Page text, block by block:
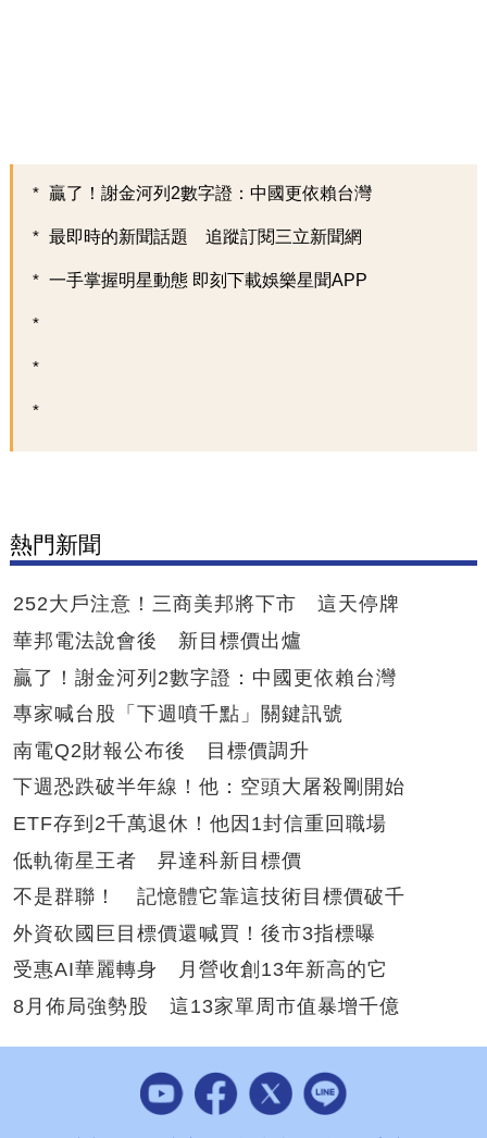
贏了！謝金河列2數字證：中國更依賴台灣
最即時的新聞話題 追蹤訂閱三立新聞網
一手掌握明星動態 即刻下載娛樂星聞APP
熱門新聞
252大戶注意！三商美邦將下市 這天停牌
華邦電法說會後 新目標價出爐
贏了！謝金河列2數字證：中國更依賴台灣
專家喊台股「下週噴千點」關鍵訊號
南電Q2財報公布後 目標價調升
下週恐跌破半年線！他：空頭大屠殺剛開始
ETF存到2千萬退休！他因1封信重回職場
低軌衛星王者 昇達科新目標價
不是群聯！ 記憶體它靠這技術目標價破千
外資砍國巨目標價還喊買！後市3指標曝
受惠AI華麗轉身 月營收創13年新高的它
8月佈局強勢股 這13家單周市值暴增千億